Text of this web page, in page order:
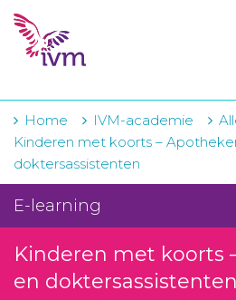
VMI
IVM-academie
Zorginstellingen
Projecten
Over IVM
Home IVM-academie
Kinderen met koorts –
doktersassistenten
E-learning
Kinderen met koorts
en doktersassistenten